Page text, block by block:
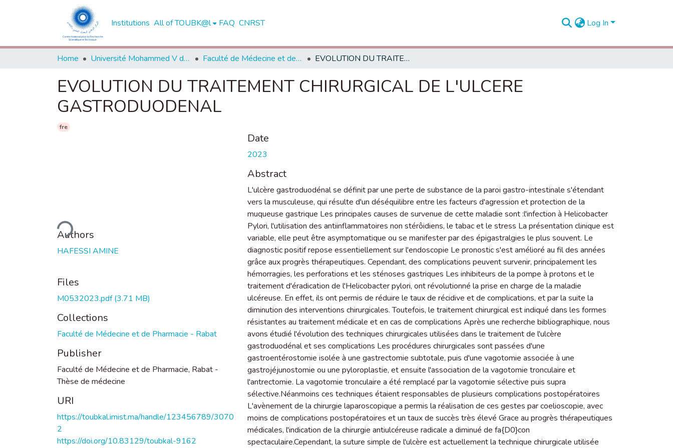
Institutions All of TOUBK@l FAQ CNRST Log In
Home Université Mohammed V de Rabat Faculté de Médecine et de Pharmacie - Rabat EVOLUTION DU TRAITEMENT CHIRURGICAL DE L'ULCERE GASTRODUODENAL
EVOLUTION DU TRAITEMENT CHIRURGICAL DE L'ULCERE
GASTRODUODENAL
fre
Loading...
Authors
HAFESSI AMINE
Files
M0532023.pdf(3.71 MB)
Collections
Faculté de Médecine et de Pharmacie - Rabat
Publisher
Faculté de Médecine et de Pharmacie, Rabat -
Thèse de médecine
URI
https://toubkal.imist.ma/handle/123456789/3070
2
https://doi.org/10.83129/toubkal-9162
Date
2023
Abstract
L'ulcère gastroduodénal se définit par une perte de substance de la paroi gastro-intestinale s'étendant
vers la musculeuse, qui résulte d'un déséquilibre entre les facteurs d'agression et protection de la
muqueuse gastrique Les principales causes de survenue de cette maladie sont :l'infection à Helicobacter
Pylori, l'utilisation des antiinflammatoires non stérôidiens, le tabac et le stress La présentation clinique est
variable, elle peut être asymptomatique ou se manifester par des épigastralgies le plus souvent. Le
diagnostic positif repose essentiellement sur l'endoscopie Le pronostic s'est amélioré au fil des années
grâce aux progrès thérapeutiques. Cependant, des complications peuvent survenir, principalement les
hémorragies, les perforations et les sténoses gastriques Les inhibiteurs de la pompe à protons et le
traitement d'éradication de l'Helicobacter pylori, ont révolutionné la prise en charge de la maladie
ulcéreuse. En effet, ils ont permis de réduire le taux de récidive et de complications, et par la suite la
diminution des interventions chirurgicales. Toutefois, le traitement chirurgical est indiqué dans les formes
résistantes au traitement médicale et en cas de complications Après une recherche bibliographique, nous
avons étudié l'évolution des techniques chirurgicales utilisées dans le traitement de l'ulcère
gastroduodénal et ses complications Les procédures chirurgicales sont passées d'une
gastroentérostomie isolée à une gastrectomie subtotale, puis d'une vagotomie associée à une
gastrojéjunostomie ou une pyloroplastie, et ensuite l'association de la vagotomie tronculaire et
l'antrectomie. La vagotomie tronculaire a été remplacé par la vagotomie sélective puis supra
sélective.Néanmoins ces techniques étaient responsables de plusieurs complications postopératoires
L'avènement de la chirurgie laparoscopique a permis la réalisation de ces gestes par coelioscopie, avec
moins de complications postopératoires et un taux de succès très élevé Grace au progrès thérapeutiques
médicales, l'indication de la chirurgie antiulcéreuse radicale a diminué de fa{D0}con
spectaculaire.Cependant, la suture simple de l'ulcère est actuellement la technique chirurgicale utilisée